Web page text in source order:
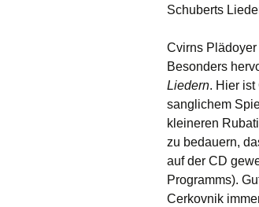
Schuberts
Cvirns
Besonders
Liedern. Hier ist
sanglichem
kleineren
zu bedauern,
auf der CD
Programms).
Cerkovnik